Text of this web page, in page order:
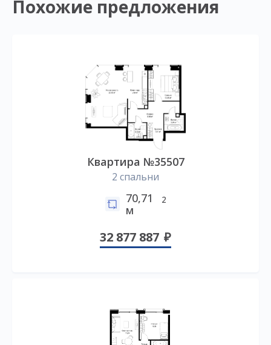
Похожие предложения
Квартира №35507
2 спальни
70,71
м
2
32 877 887